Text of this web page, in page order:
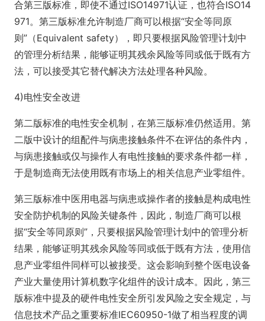
合第三版标准，即使不通过ISO14971认证，也符合ISO14
971。第三版标准允许制造厂商可以根据“安全等同原
则”（Equivalent safety），即只要根据风险管理计划中
的管理分析结果，能够证明其残余风险等同或低于既有方
法，可以接受其它替代解决方法处理各种风险。
4)电性安全改进
第二版标准的电性安全机制，在第三版标准仍然适用。第
二版中设计的组配件与病患接触条件不在评估的条件内，
与病患接触或仅与操作人有电性接触的要求条件都一样，
于是制造商无法使用既有市场上的相关信息产业零组件。
第三版标准中医用电器与病患或操作者的接触是构成电性
安全防护机制的风险关键条件，因此，制造厂商可以根
据“安全等同原则”，只要根据风险管理计划中的管理分析
结果，能够证明其残余风险等同或低于既有方法，使用信
息产业零组件同样可以被接受。这会影响到整个医电设备
产业大量使用计算机数字化组件的设计成本。因此，第三
版标准中提及的硬件电性安全所引发风险之安全规定，与
信息技术产品之重要标准IEC60950-1做了相当程度的调